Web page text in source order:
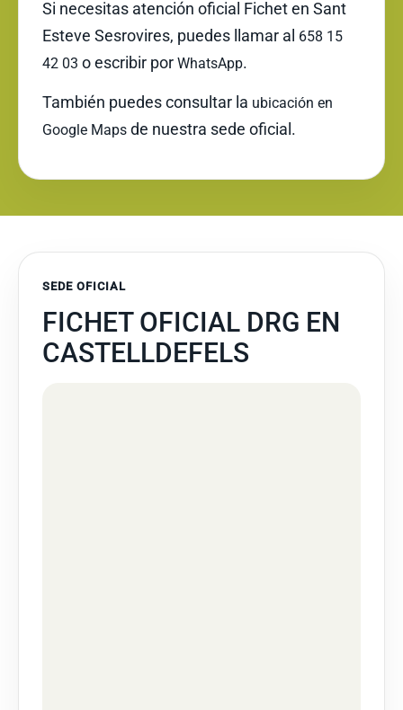
Si necesitas atención oficial Fichet en Sant
Esteve Sesrovires, puedes llamar al 658 15
42 03 o escribir por WhatsApp.
También puedes consultar la ubicación en
Google Maps de nuestra sede oficial.
SEDE OFICIAL
FICHET OFICIAL DRG EN
CASTELLDEFELS